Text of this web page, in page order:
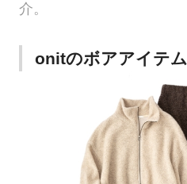
介。
onitのボアアイテム